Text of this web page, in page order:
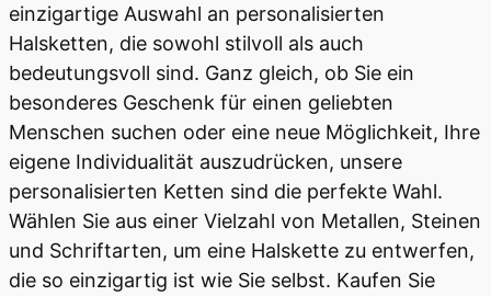
einzigartige Auswahl an personalisierten
Halsketten, die sowohl stilvoll als auch
bedeutungsvoll sind. Ganz gleich, ob Sie ein
besonderes Geschenk für einen geliebten
Menschen suchen oder eine neue Möglichkeit, Ihre
eigene Individualität auszudrücken, unsere
personalisierten Ketten sind die perfekte Wahl.
Wählen Sie aus einer Vielzahl von Metallen, Steinen
und Schriftarten, um eine Halskette zu entwerfen,
die so einzigartig ist wie Sie selbst. Kaufen Sie